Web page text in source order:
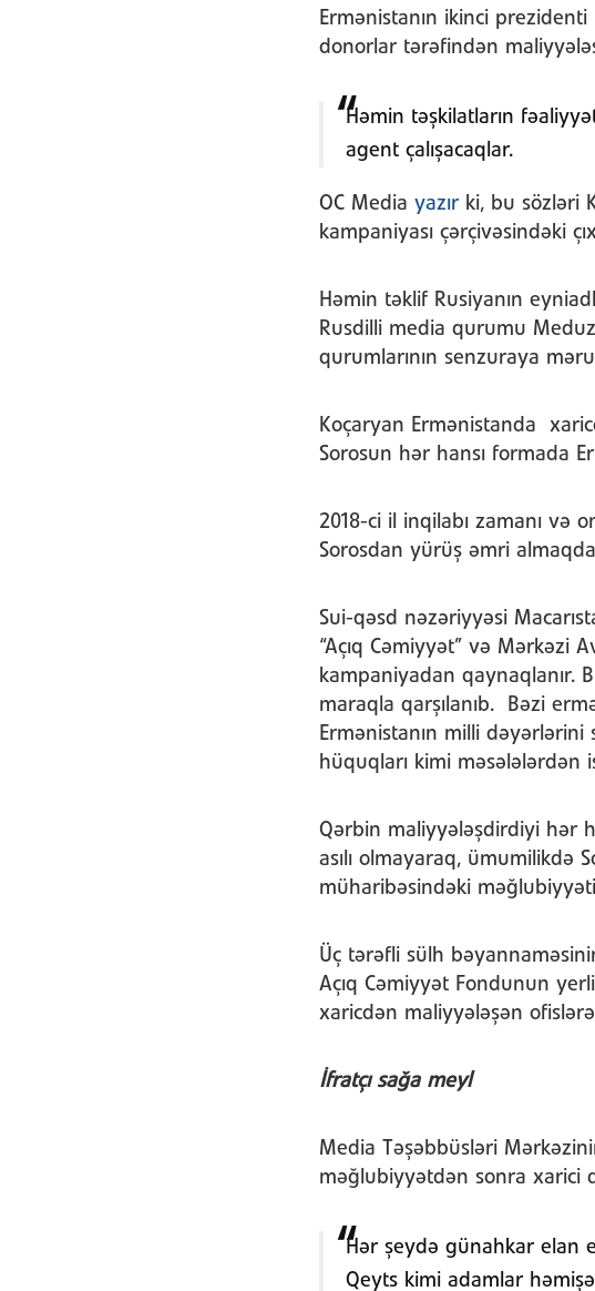
Ermənistanın ikinci
donorlar tərəfindən
Həmin təşkilatların
agent çalışacaqlar.
OC Media yazır ki, bu sözləri
kampaniyası çərçivəsindəki
Həmin təklif Rusiyanın
Rusdilli media qurumu
qurumlarının senzuraya
Koçaryan Ermənistanda
Sorosun hər hansı formada
2018-ci il inqilabı zamanı və
Sorosdan yürüş əmri
Sui-qəsd nəzəriyyəsi
“Açıq Cəmiyyət” və Mərkəzi
kampaniyadan qaynaqlanır.
maraqla qarşılanıb. Bəzi
Ermənistanın milli dəyərlərini
hüquqları kimi məsələlərdən
Qərbin maliyyələşdirdiyi hər
asılı olmayaraq, ümumilikdə
müharibəsindəki
Üç tərəfli sülh
Açıq Cəmiyyət Fondunun
xaricdən maliyyələşən
İfratçı sağa meyl
Media Təşəbbüsləri
məğlubiyyətdən sonra xarici
Hər şeydə günahkar elan
Qeyts kimi adamlar